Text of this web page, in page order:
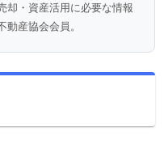
却・資産活用に必要な情報
産協会会員。